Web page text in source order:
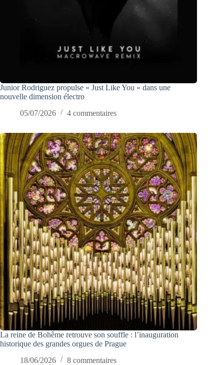
Junior Rodriguez propulse « Just Like You » dans une
nouvelle dimension électro
05/07/2026
4 commentaires
La reine de Bohême retrouve son souffle : l’inauguration
historique des grandes orgues de Prague
18/06/2026
8 commentaires